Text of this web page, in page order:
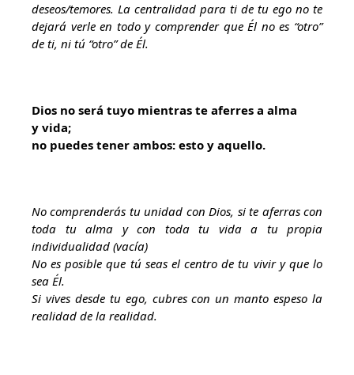
deseos/temores. La centralidad para ti de tu ego no te
dejará verle en todo y comprender que Él no es “otro”
de ti, ni tú “otro” de Él.
Dios no será tuyo mientras te aferres a alma
y vida;
no puedes tener ambos: esto y aquello.
No comprenderás tu unidad con Dios, si te aferras con
toda tu alma y con toda tu vida a tu propia
individualidad (vacía)
No es posible que tú seas el centro de tu vivir y que lo
sea Él.
Si vives desde tu ego, cubres con un manto espeso la
realidad de la realidad.